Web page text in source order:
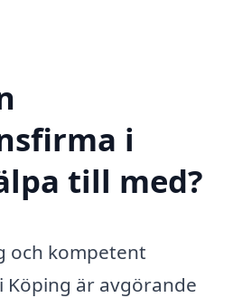
i
till med?
och kompetent
är avgörande